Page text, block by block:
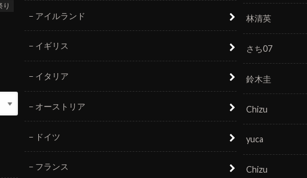
り
アイルランド
イギリス
イタリア
オーストリア
ドイツ
フランス
林清英
さち07
鈴木圭
Chizu
yuca
Chizu